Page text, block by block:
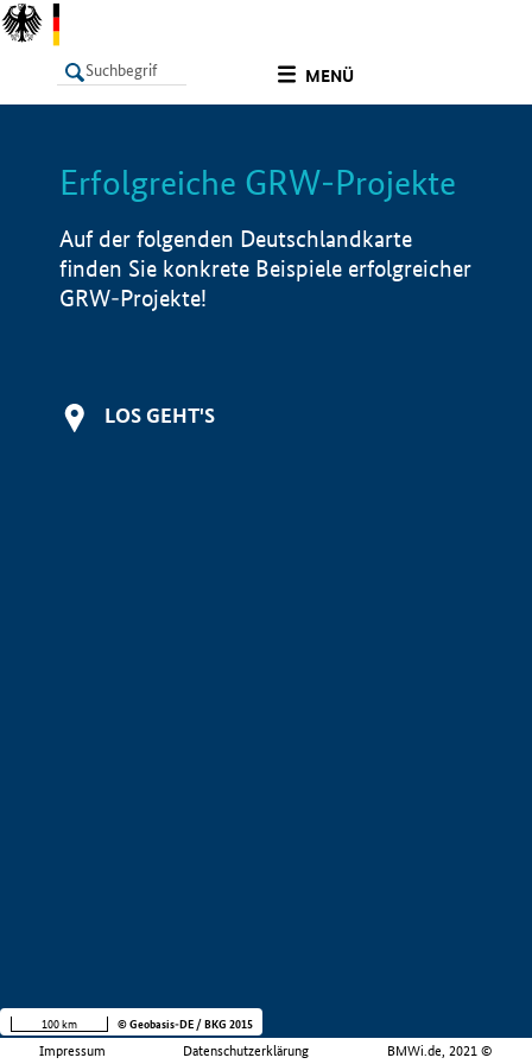
MENÜ
LISTE Info
Erfolgreiche GRW-Projekte
Auf der folgenden Deutschlandkarte
finden Sie konkrete Beispiele erfolgreicher
GRW-Projekte!
LOS GEHT'S
Impressum Datenschutzerklärung BMWi.de, 2021 ©
100 km © Geobasis-DE / BKG 2015